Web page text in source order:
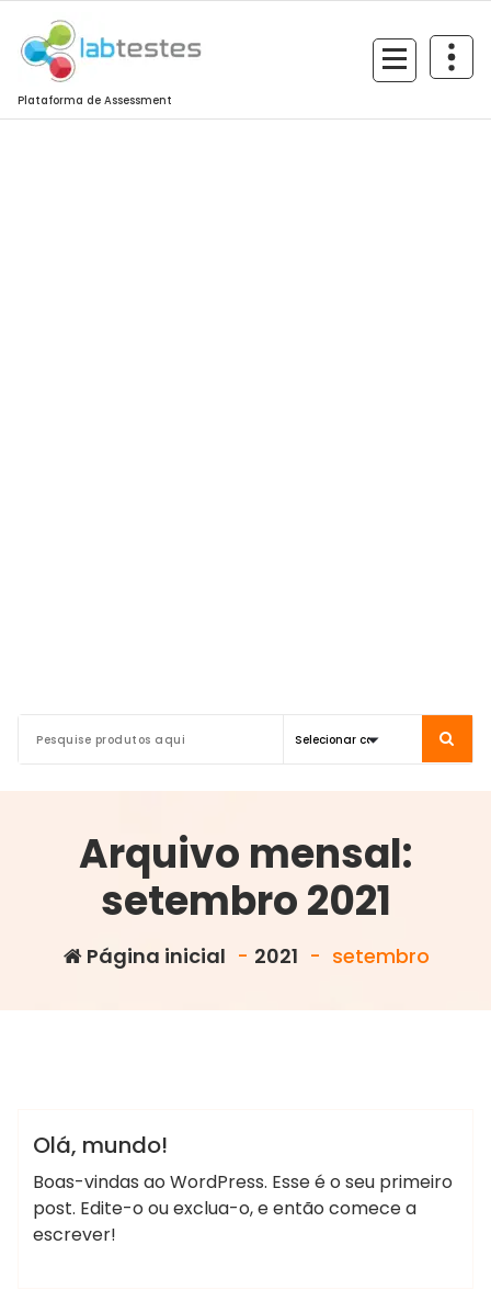
Plataforma de Assessment
Arquivo mensal:
setembro 2021
Página inicial - 2021 - setembro
Sem categoria
Olá, mundo!
Boas-vindas ao WordPress. Esse é o seu primeiro
post. Edite-o ou exclua-o, e então comece a
escrever!